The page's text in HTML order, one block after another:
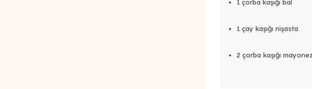
1 çorba kaşığı bal
1 çay kaşığı nişasta
2 çorba kaşığı mayonez